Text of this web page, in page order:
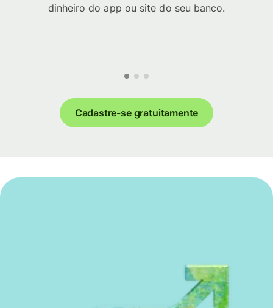
dinheiro do app ou site do seu banco.
Cadastre-se gratuitamente